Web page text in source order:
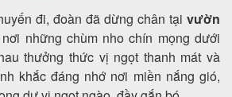
đi, đoàn đã dừng chân tại vườn
những chùm nho chín mọng dưới
thưởng thức vị ngọt thanh mát và
khắc đáng nhớ nơi miền nắng gió,